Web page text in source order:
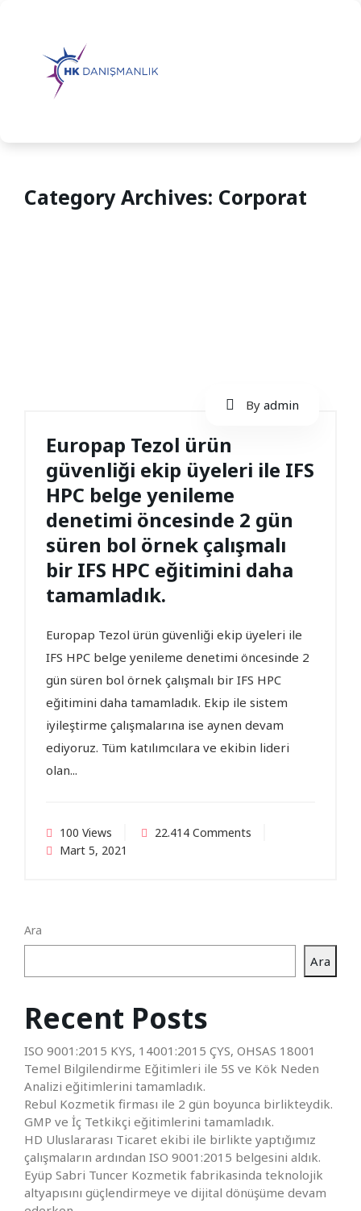
Category Archives: Corporat
By admin
Europap Tezol ürün
güvenliği ekip üyeleri ile IFS
HPC belge yenileme
denetimi öncesinde 2 gün
süren bol örnek çalışmalı
bir IFS HPC eğitimini daha
tamamladık.
Europap Tezol ürün güvenliği ekip üyeleri ile
IFS HPC belge yenileme denetimi öncesinde 2
gün süren bol örnek çalışmalı bir IFS HPC
eğitimini daha tamamladık. Ekip ile sistem
iyileştirme çalışmalarına ise aynen devam
ediyoruz. Tüm katılımcılara ve ekibin lideri
olan...
100 Views
22.414 Comments
Mart 5, 2021
Ara
Ara
Recent Posts
ISO 9001:2015 KYS, 14001:2015 ÇYS, OHSAS 18001
Temel Bilgilendirme Eğitimleri ile 5S ve Kök Neden
Analizi eğitimlerini tamamladık.
Rebul Kozmetik firması ile 2 gün boyunca birlikteydik.
GMP ve İç Tetkikçi eğitimlerini tamamladık.
HD Uluslararası Ticaret ekibi ile birlikte yaptığımız
çalışmaların ardından ISO 9001:2015 belgesini aldık.
Eyüp Sabri Tuncer Kozmetik fabrikasinda teknolojik
altyapısını güçlendirmeye ve dijital dönüşüme devam